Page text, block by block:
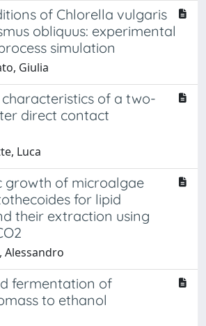
of Chlorella vulgaris
obliquus: experimental
simulation
Giulia
of a two-
direct contact
Luca
growth of microalgae
for lipid
their extraction using
Alessandro
fermentation of
to ethanol